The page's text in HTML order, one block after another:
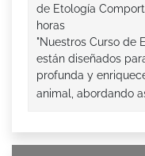
de Etología
horas
"Nuestros Curso de
están diseñados
profunda y
animal, abordando